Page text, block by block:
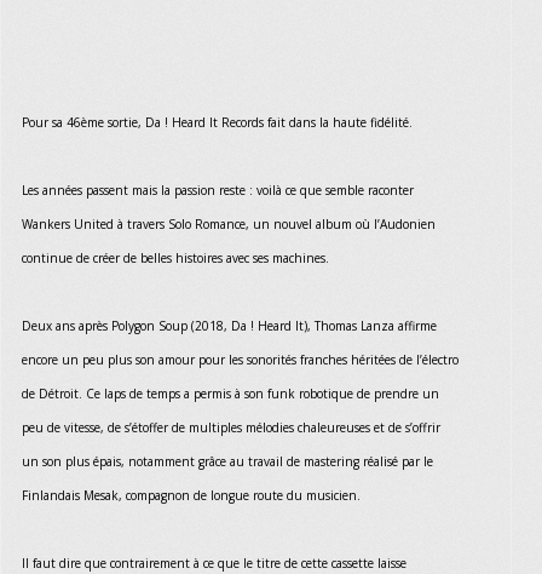
Pour sa 46ème sortie, Da ! Heard It Records fait dans la haute fidélité.
Les années passent mais la passion reste : voilà ce que semble raconter
Wankers United à travers Solo Romance, un nouvel album où l’Audonien
continue de créer de belles histoires avec ses machines.
Deux ans après Polygon Soup (2018, Da ! Heard It), Thomas Lanza affirme
encore un peu plus son amour pour les sonorités franches héritées de l’électro
de Détroit. Ce laps de temps a permis à son funk robotique de prendre un
peu de vitesse, de s’étoffer de multiples mélodies chaleureuses et de s’offrir
un son plus épais, notamment grâce au travail de mastering réalisé par le
Finlandais Mesak, compagnon de longue route du musicien.
Il faut dire que contrairement à ce que le titre de cette cassette laisse